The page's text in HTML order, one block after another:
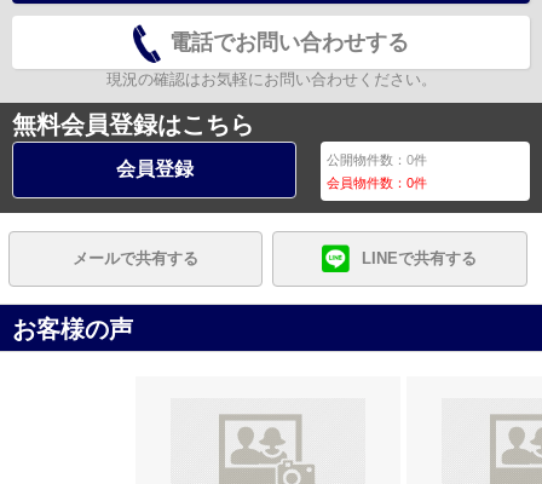
電話でお問い合わせする
現況の確認はお気軽にお問い合わせください。
無料会員登録はこちら
会員登録 公開物件数：0件
会員物件数：0件
メールで共有する LINEで共有する
お客様の声